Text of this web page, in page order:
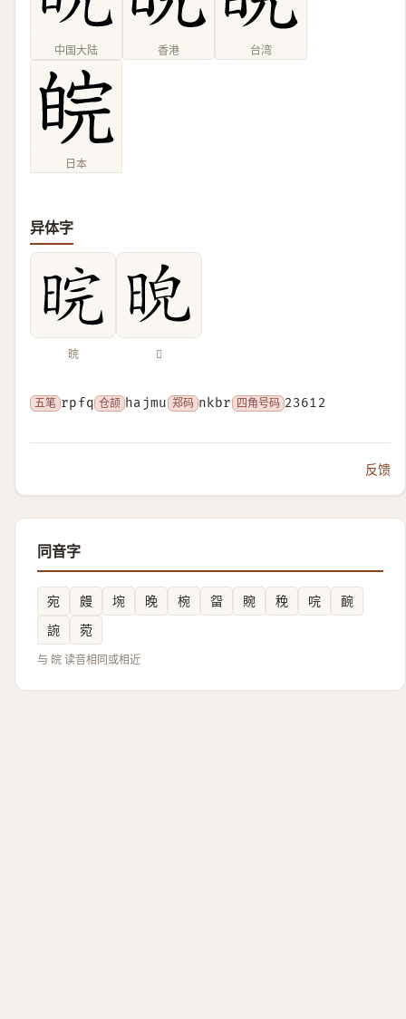
中国大陆 香港 台湾
日本
异体字
晥 𣆿
五笔 rpfq 仓颉 hajmu 郑码 nkbr 四角号码 23612
反馈
同音字
宛 㿸 埦 晚 椀 㽜 䝹 䅋 唍
䩊
䛷
菀
与 皖 读音相同或相近